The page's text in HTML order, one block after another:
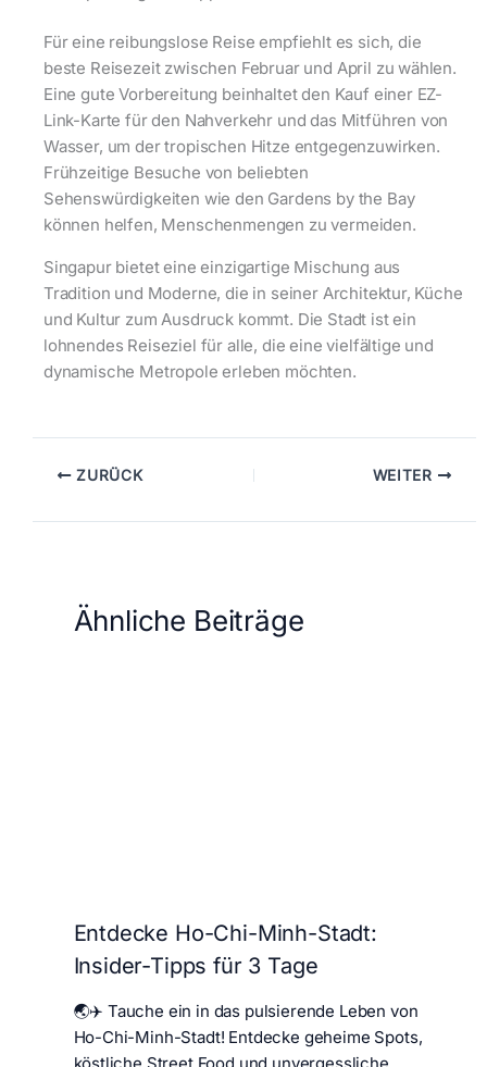
Für eine reibungslose Reise empfiehlt es sich, die
beste Reisezeit zwischen Februar und April zu wählen.
Eine gute Vorbereitung beinhaltet den Kauf einer EZ-
Link-Karte für den Nahverkehr und das Mitführen von
Wasser, um der tropischen Hitze entgegenzuwirken.
Frühzeitige Besuche von beliebten
Sehenswürdigkeiten wie den Gardens by the Bay
können helfen, Menschenmengen zu vermeiden.
Singapur bietet eine einzigartige Mischung aus
Tradition und Moderne, die in seiner Architektur, Küche
und Kultur zum Ausdruck kommt. Die Stadt ist ein
lohnendes Reiseziel für alle, die eine vielfältige und
dynamische Metropole erleben möchten.
ZURÜCK WEITER
Ähnliche Beiträge
Entdecke Ho-Chi-Minh-Stadt:
Insider-Tipps für 3 Tage
🌏✈️ Tauche ein in das pulsierende Leben von
Ho-Chi-Minh-Stadt! Entdecke geheime Spots,